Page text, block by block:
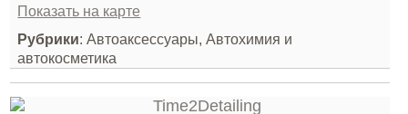
Показать на карте
Рубрики: Автоаксессуары, Автохимия и
автокосметика